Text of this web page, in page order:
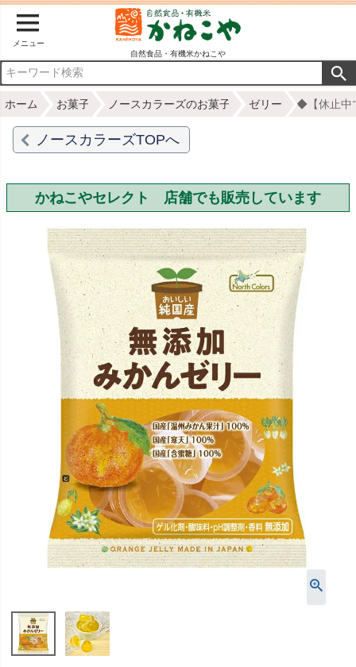
メニュー
自然食品・有機米かねこや
ホーム お菓子 ノースカラーズのお菓子 ゼリー ◆【休止中
ノースカラーズTOPへ
かねこやセレクト 店舗でも販売しています